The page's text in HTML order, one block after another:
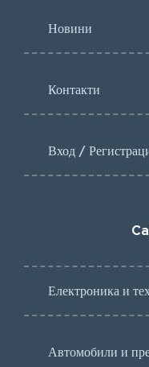
Новини
Контакти
Вход /
Електроника и
Автомобили и